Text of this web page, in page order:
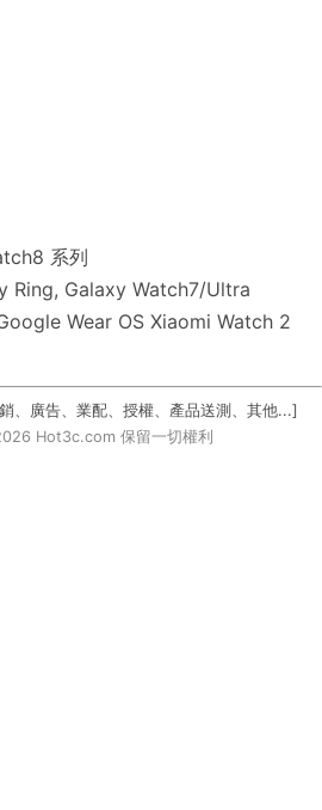
系列
Ring, Galaxy Watch7/Ultra
Wear OS Xiaomi Watch 2
、廣告、業配、授權、產品送測、其他...]
Hot3c.com 保留一切權利